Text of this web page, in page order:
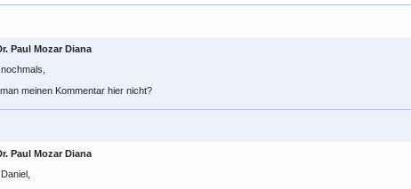
Paul Mozar Diana
meinen Kommentar hier nicht?
Paul Mozar Diana